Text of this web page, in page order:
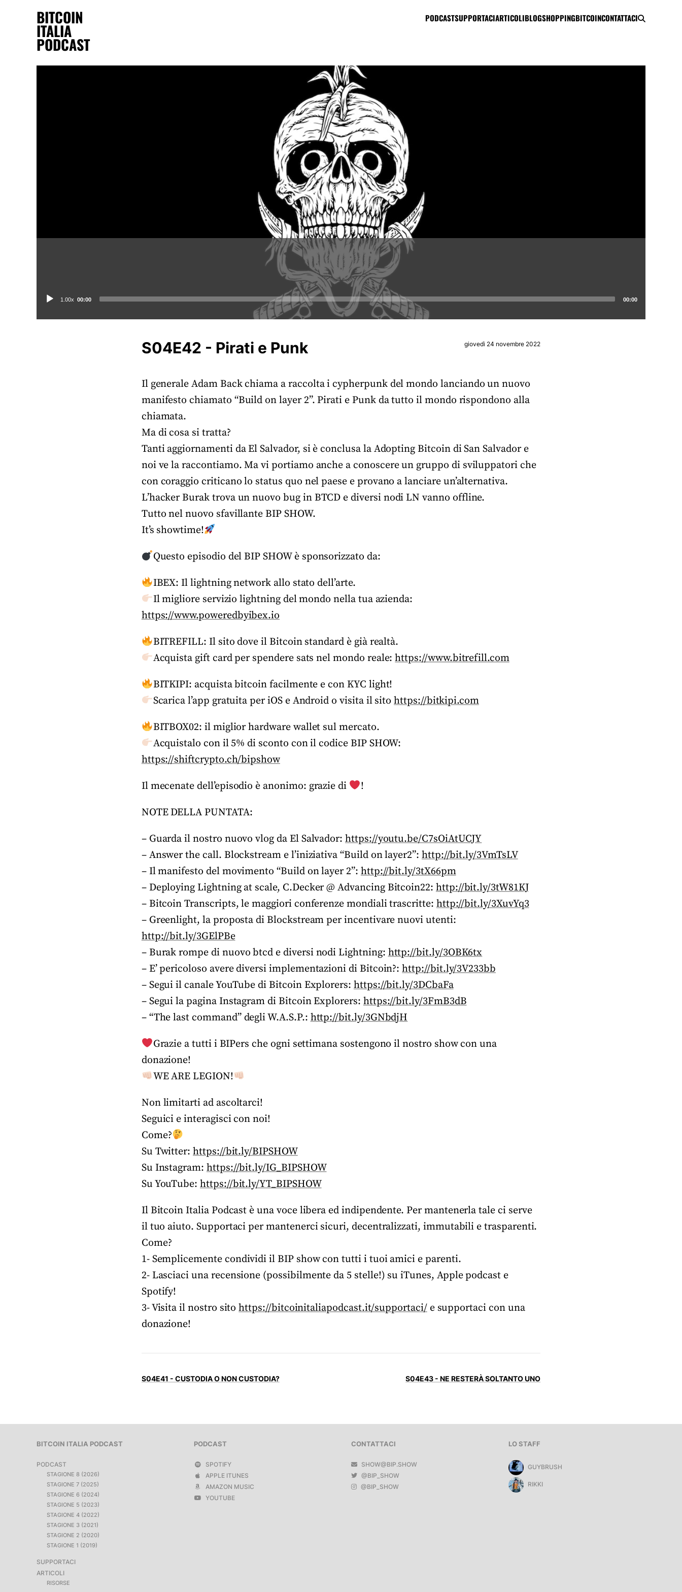
BITCOIN
ITALIA
PODCAST
PODCASTSUPPORTACIARTICOLIBLOGSHOPPINGBITCOINCONTATTACI
Audio
1.00x 00:00 00:00
S04E42 - Pirati e Punk giovedì 24 novembre 2022
Il generale Adam Back chiama a raccolta i cypherpunk del mondo lanciando un nuovo
manifesto chiamato “Build on layer 2”. Pirati e Punk da tutto il mondo rispondono alla
chiamata.
Ma di cosa si tratta?
Tanti aggiornamenti da El Salvador, si è conclusa la Adopting Bitcoin di San Salvador e
noi ve la raccontiamo. Ma vi portiamo anche a conoscere un gruppo di sviluppatori che
con coraggio criticano lo status quo nel paese e provano a lanciare un’alternativa.
L’hacker Burak trova un nuovo bug in BTCD e diversi nodi LN vanno offline.
Tutto nel nuovo sfavillante BIP SHOW.
It’s showtime!
Questo episodio del BIP SHOW è sponsorizzato da:
IBEX: Il lightning network allo stato dell’arte.
Il migliore servizio lightning del mondo nella tua azienda:
https://www.poweredbyibex.io
BITREFILL: Il sito dove il Bitcoin standard è già realtà.
Acquista gift card per spendere sats nel mondo reale:https://www.bitrefill.com
BITKIPI: acquista bitcoin facilmente e con KYC light!
Scarica l’app gratuita per iOS e Android o visita il sitohttps://bitkipi.com
BITBOX02: il miglior hardware wallet sul mercato.
Acquistalo con il 5% di sconto con il codice BIP SHOW:
https://shiftcrypto.ch/bipshow
Il mecenate dell’episodio è anonimo: grazie di !
NOTE DELLA PUNTATA:
– Guarda il nostro nuovo vlog da El Salvador:https://youtu.be/C7sOiAtUCJY
– Answer the call. Blockstream e l’iniziativa “Build on layer2”: http://bit.ly/3VmTsLV
– Il manifesto del movimento “Build on layer 2”: http://bit.ly/3tX66pm
– Deploying Lightning at scale, C.Decker @ Advancing Bitcoin22: http://bit.ly/3tW81KJ
– Bitcoin Transcripts, le maggiori conferenze mondiali trascritte: http://bit.ly/3XuvYq3
– Greenlight, la proposta di Blockstream per incentivare nuovi utenti:
http://bit.ly/3GElPBe
– Burak rompe di nuovo btcd e diversi nodi Lightning:http://bit.ly/3OBK6tx
– E’ pericoloso avere diversi implementazioni di Bitcoin?:http://bit.ly/3V233bb
– Segui il canale YouTube di Bitcoin Explorers: https://bit.ly/3DCbaFa
– Segui la pagina Instagram di Bitcoin Explorers: https://bit.ly/3FmB3dB
– “The last command” degli W.A.S.P.:http://bit.ly/3GNbdjH
Grazie a tutti i BIPers che ogni settimana sostengono il nostro show con una
donazione!
WE ARE LEGION!
Non limitarti ad ascoltarci!
Seguici e interagisci con noi!
Come?
Su Twitter:https://bit.ly/BIPSHOW
Su Instagram: https://bit.ly/IG_BIPSHOW
Su YouTube:https://bit.ly/YT_BIPSHOW
Il Bitcoin Italia Podcast è una voce libera ed indipendente. Per mantenerla tale ci serve
il tuo aiuto. Supportaci per mantenerci sicuri, decentralizzati, immutabili e trasparenti.
Come?
1- Semplicemente condividi il BIP show con tutti i tuoi amici e parenti.
2- Lasciaci una recensione (possibilmente da 5 stelle!) su iTunes, Apple podcast e
Spotify!
3- Visita il nostro sitohttps://bitcoinitaliapodcast.it/supportaci/e supportaci con una
donazione!
S04E41 - CUSTODIA O NON CUSTODIA? S04E43 - NE RESTERÀ SOLTANTO UNO
BITCOIN ITALIA PODCAST
PODCAST
STAGIONE 8 (2026)
STAGIONE 7 (2025)
STAGIONE 6 (2024)
STAGIONE 5 (2023)
STAGIONE 4 (2022)
STAGIONE 3 (2021)
STAGIONE 2 (2020)
STAGIONE 1 (2019)
SUPPORTACI
ARTICOLI
RISORSE
PODCAST
SPOTIFY
APPLE ITUNES
AMAZON MUSIC
YOUTUBE
CONTATTACI
SHOW@BIP.SHOW
@BIP_SHOW
@BIP_SHOW
LO STAFF
GUYBRUSH
RIKKI